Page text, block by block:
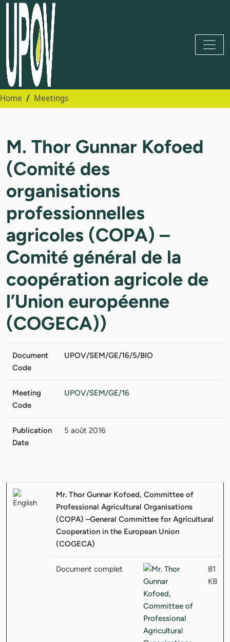
Home Meetings
M. Thor Gunnar Kofoed
(Comité des
organisations
professionnelles
agricoles (COPA) –
Comité général de la
coopération agricole de
l’Union européenne
(COGECA))
Document
Code
UPOV/SEM/GE/16/5/BIO
Meeting
Code
UPOV/SEM/GE/16
Publication
Date
5 août 2016
Mr. Thor Gunnar Kofoed, Committee of
Professional Agricultural Organisations
(COPA) –General Committee for Agricultural
Cooperation in the European Union
(COGECA)
Document complet
81
KB